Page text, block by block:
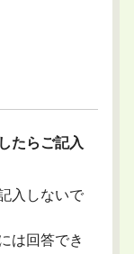
たらご記入
入しないで
は回答でき